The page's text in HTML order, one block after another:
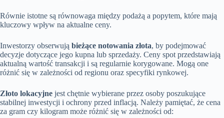
Równie istotne są równowaga między podażą a popytem, które mają
kluczowy wpływ na aktualne ceny.
Inwestorzy obserwują bieżące notowania złota, by podejmować
decyzje dotyczące jego kupna lub sprzedaży. Ceny spot przedstawiają
aktualną wartość transakcji i są regularnie korygowane. Mogą one
różnić się w zależności od regionu oraz specyfiki rynkowej.
Złoto lokacyjne jest chętnie wybierane przez osoby poszukujące
stabilnej inwestycji i ochrony przed inflacją. Należy pamiętać, że cena
za gram czy kilogram może różnić się w zależności od: